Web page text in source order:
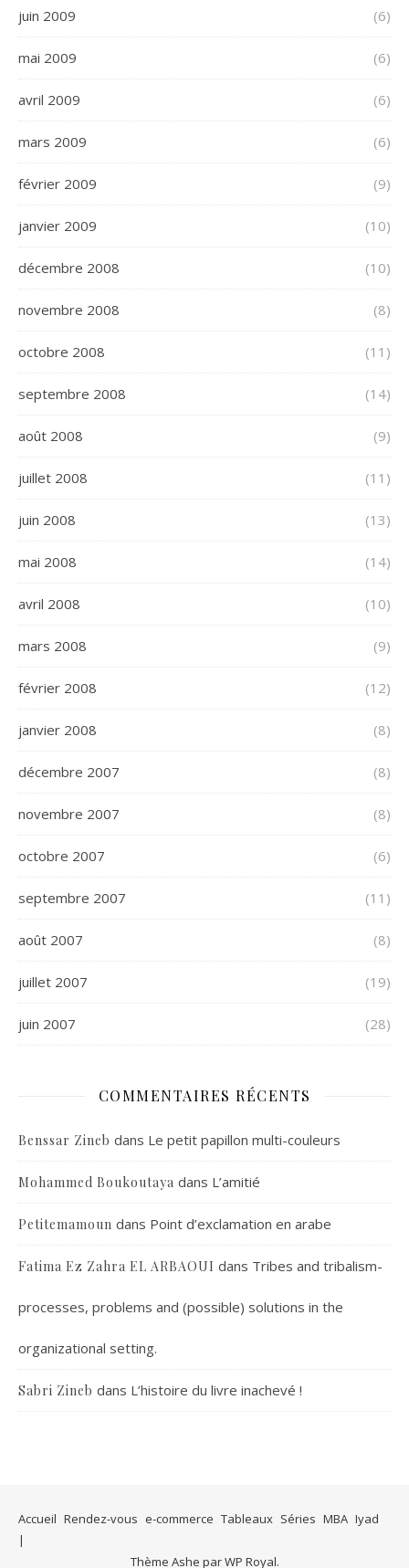
juin 2009 (6)
mai 2009 (6)
avril 2009 (6)
mars 2009 (6)
février 2009 (9)
janvier 2009 (10)
décembre 2008 (10)
novembre 2008 (8)
octobre 2008 (11)
septembre 2008 (14)
août 2008 (9)
juillet 2008 (11)
juin 2008 (13)
mai 2008 (14)
avril 2008 (10)
mars 2008 (9)
février 2008 (12)
janvier 2008 (8)
décembre 2007 (8)
novembre 2007 (8)
octobre 2007 (6)
septembre 2007 (11)
août 2007 (8)
juillet 2007 (19)
juin 2007 (28)
COMMENTAIRES RÉCENTS
Benssar Zineb dans Le petit papillon multi-couleurs
Mohammed Boukoutaya dans L’amitié
Petitemamoun dans Point d’exclamation en arabe
Fatima Ez Zahra EL ARBAOUI dans Tribes and tribalism-
processes, problems and (possible) solutions in the
organizational setting.
Sabri Zineb dans L’histoire du livre inachevé !
Accueil Rendez-vous e-commerce Tableaux Séries MBA Iyad
Thème Ashe parWP Royal.